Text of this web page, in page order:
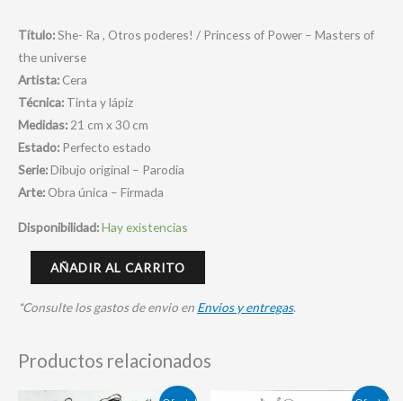
Título:She- Ra , Otros poderes! / Princess of Power – Masters of
the universe
Artista: Cera
Técnica: Tinta y lápiz
Medidas:21 cm x 30 cm
Estado: Perfecto estado
Serie:Dibujo original – Parodia
Arte: Obra única – Firmada
Disponibilidad:Hay existencias
AÑADIR AL CARRITO
*Consulte los gastos de envio en Envios y entregas.
Productos relacionados
El
El